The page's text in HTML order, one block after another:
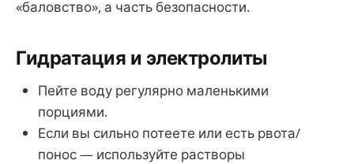
«баловство», а часть безопасности.
Гидратация и электролиты
Пейте воду регулярно маленькими
порциями.
Если вы сильно потеете или есть рвота/
понос — используйте растворы